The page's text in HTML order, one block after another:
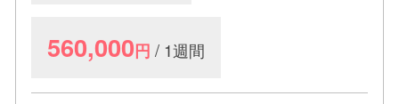
560,000円 / 1週間